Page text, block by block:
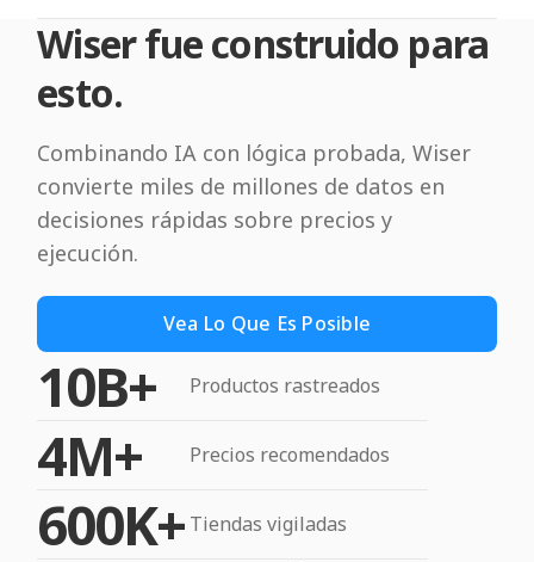
Wiser fue construido para
esto.
Combinando IA con lógica probada, Wiser
convierte miles de millones de datos en
decisiones rápidas sobre precios y
ejecución.
Vea Lo Que Es Posible
10B+ Productos rastreados
4M+ Precios recomendados
600K+ Tiendas vigiladas